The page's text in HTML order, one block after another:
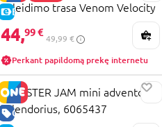
E-KAINA
paleidimo trasa Venom Velocity
Scorpion, 6069752
44,99 €
49,99 €
Perkant papildomą prekę internetu
GERA KAINA
MONSTER JAM mini advento
kalendorius, 6065437